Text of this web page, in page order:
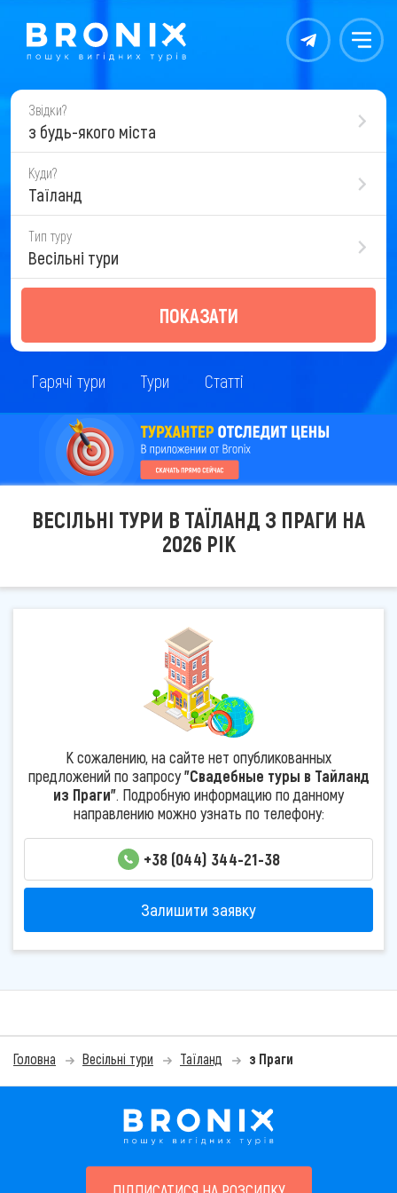
Контакты Меню
Звідки?
з будь-якого міста
Куди?
Таїланд
Тип туру
Весільні тури
ПОКАЗАТИ
Гарячі тури Тури Статті
ВЕСІЛЬНІ ТУРИ В ТАЇЛАНД З ПРАГИ НА
2026 РІК
К сожалению, на сайте нет опубликованных
предложений по запросу"Свадебные туры в Тайланд
из Праги". Подробную информацию по данному
направлению можно узнать по телефону:
+38 (044) 344-21-38
Залишити заявку
Головна Весільні тури Таїланд з Праги